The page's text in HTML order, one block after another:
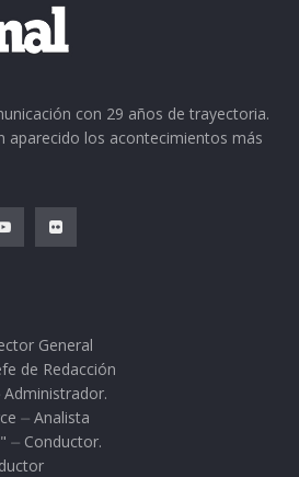
con 29 años de trayectoria.
aparecido los acontecimientos más
General
de Redacción
⏤ Analista
⏤ Conductor.